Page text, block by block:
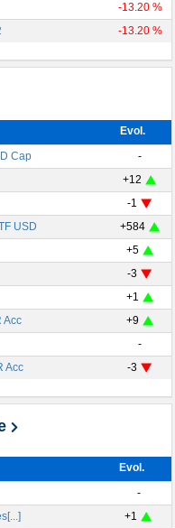
-13.20 %
-13.20 %
Evol.
Cap
-
+12
-1
USD
+584
+5
-3
+1
Acc
+9
-
Acc -3
Evol.
-
+1